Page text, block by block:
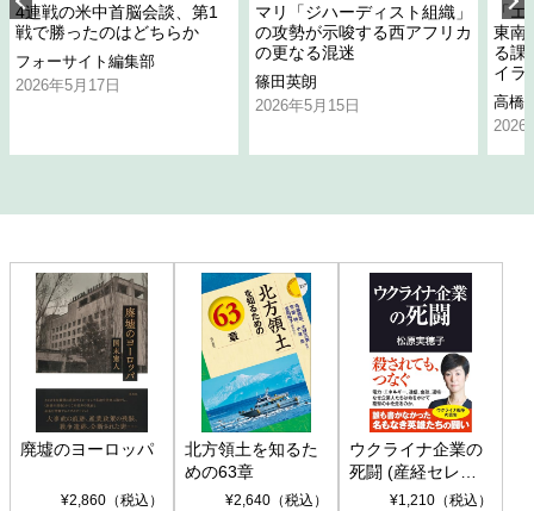
4連戦の米中首脳会談、第1
戦で勝ったのはどちらか
フォーサイト編集部
2026年5月17日
マリ「ジハーディスト組織」
の攻勢が示唆する西アフリカ
の更なる混迷
篠田英朗
2026年5月15日
「
東南
る課
イラ
高橋
2026
廃墟のヨーロッパ
¥2,860（税込）
北方領土を知るた
めの63章
¥2,640（税込）
ウクライナ企業の
死闘 (産経セレク
ト S 039)¥1,210（税込）